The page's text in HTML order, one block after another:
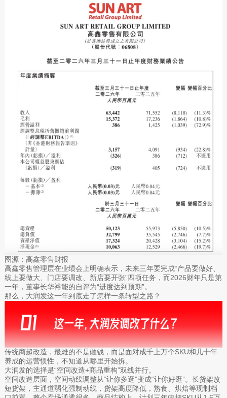
图源：高鑫零售财报
高鑫零售管理层在业绩会上明确表示，未来三年要完成“产品要做好、
线上要做大、门店要调改、新店要开张”四项任务，而2026财年只是第
一年，董事长华裕能的自评为“进度达到预期”。
那么，大润发这一年到底走了怎样一条转型之路？
传统商超改造，最难的不是砸钱，而是面对成千上万个SKU和几十年
养成的运营惯性，不知道从哪里开始拆。
大润发的选择是“空间改造+商品重构”双线并行。
空间改造层面，空间动线调整从“让你多逛”变成“让你好逛”。长货架改
短货架，主通道弱化强制动线，货架高度降低，熟食、烘焙等现制档